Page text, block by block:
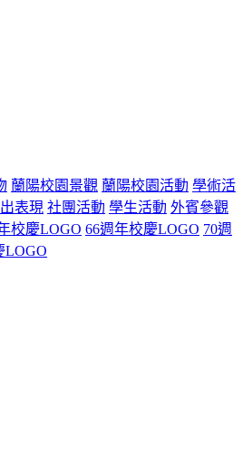
蘭陽校園景觀 蘭陽校園活動 學術活
表現 社團活動 學生活動 外賓參觀
校慶LOGO 66週年校慶LOGO 70週
LOGO